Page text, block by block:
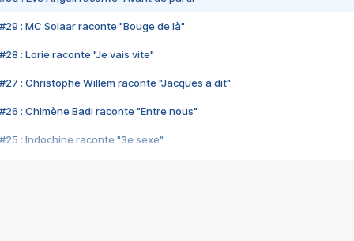
#29 : MC Solaar raconte "Bouge de là"
#28 : Lorie raconte "Je vais vite"
#27 : Christophe Willem raconte "Jacques a dit"
#26 : Chimène Badi raconte "Entre nous"
#25 : Indochine raconte "3e sexe"